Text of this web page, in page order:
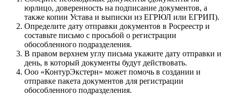
юрлицо, доверенность на подписание документов, а
также копии Устава и выписки из ЕГРЮЛ или ЕГРИП).
Определите дату отправки документов в Росреестр и
составьте письмо с просьбой о регистрации
обособленного подразделения.
В правом верхнем углу письма укажите дату отправки и
день, в который документы будут действовать.
Ооо «КонтурЭкстерн» может помочь в создании и
отправке пакета документов для регистрации
обособленного подразделения.